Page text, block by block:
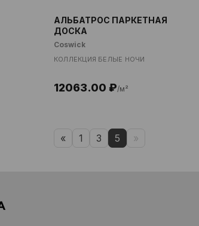
АЛЬБАТРОС ПАРКЕТНАЯ
ДОСКА
Coswick
КОЛЛЕКЦИЯ БЕЛЫЕ НОЧИ
12063.00 ₽/м²
« 1 3 5 »